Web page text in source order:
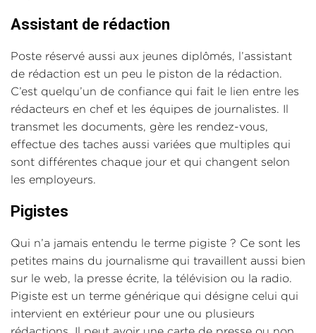
Assistant de rédaction
Poste réservé aussi aux jeunes diplômés, l’assistant
de rédaction est un peu le piston de la rédaction.
C’est quelqu’un de confiance qui fait le lien entre les
rédacteurs en chef et les équipes de journalistes. Il
transmet les documents, gère les rendez-vous,
effectue des taches aussi variées que multiples qui
sont différentes chaque jour et qui changent selon
les employeurs.
Pigistes
Qui n’a jamais entendu le terme pigiste ? Ce sont les
petites mains du journalisme qui travaillent aussi bien
sur le web, la presse écrite, la télévision ou la radio.
Pigiste est un terme générique qui désigne celui qui
intervient en extérieur pour une ou plusieurs